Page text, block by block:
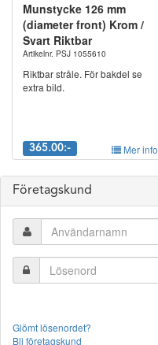
Munstycke 126 mm
(diameter front) Krom /
Svart Riktbar
Artikelnr. PSJ 1055610
Riktbar stråle. För bakdel se
extra bild.
365.00:- Mer info
Företagskund
Glömt lösenordet?
Bli företagskund